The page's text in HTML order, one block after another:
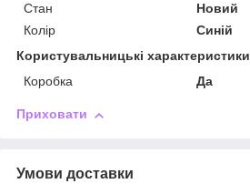
Стан
Новий
Колір
Синій
Користувальницькі характеристики
Коробка
Да
Приховати
Умови доставки